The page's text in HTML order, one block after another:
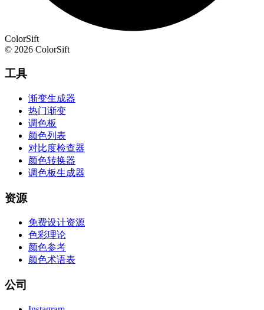
ColorSift
© 2026 ColorSift
工具
渐变生成器
热门渐变
调色板
颜色列表
对比度检查器
颜色转换器
调色板生成器
资源
免费设计资源
色彩理论
颜色参考
颜色术语表
公司